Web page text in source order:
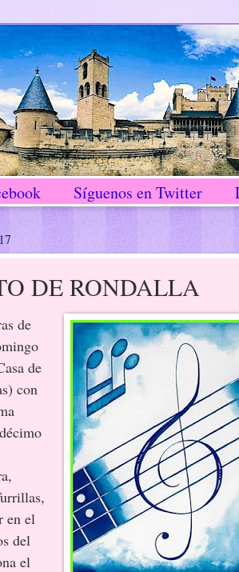
Síguenos en Twitter
DE RONDALLA
de
de
con
en el
del
el